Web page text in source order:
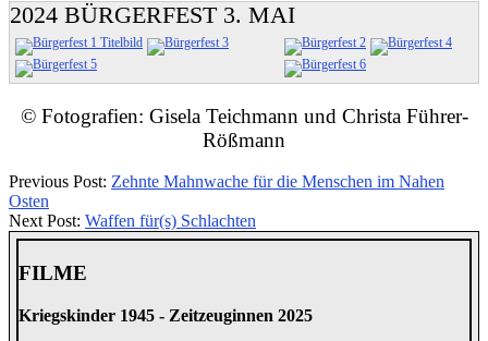
2024 BÜRGERFEST 3. MAI
© Fotografien: Gisela Teichmann und Christa Führer-
Rößmann
2024-
05-
06
Previous Post: Zehnte Mahnwache für die Menschen im Nahen
Osten
Next Post: Waffen für(s) Schlachten
FILME
Kriegskinder 1945 - Zeitzeuginnen 2025